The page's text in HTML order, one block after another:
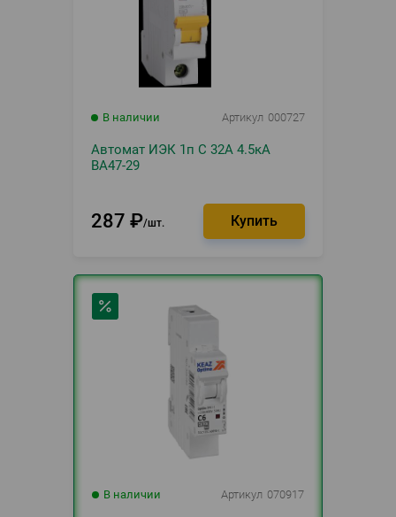
В наличии Артикул 000727
Автомат ИЭК 1п С 32А 4.5кА
ВА47-29
287 ₽ шт.
В наличии Артикул 070917